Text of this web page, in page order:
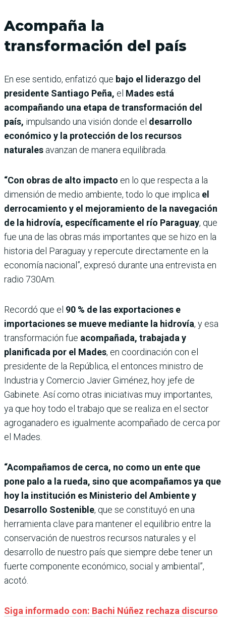
Acompaña la
transformación del país
En ese sentido, enfatizó que bajo el liderazgo del
presidente Santiago Peña, el Mades está
acompañando una etapa de transformación del
país, impulsando una visión donde el desarrollo
económico y la protección de los recursos
naturales avanzan de manera equilibrada.
“Con obras de alto impacto en lo que respecta a la
dimensión de medio ambiente, todo lo que implica el
derrocamiento y el mejoramiento de la navegación
de la hidrovía, específicamente el río Paraguay, que
fue una de las obras más importantes que se hizo en la
historia del Paraguay y repercute directamente en la
economía nacional”, expresó durante una entrevista en
radio 730Am.
Recordó que el 90 % de las exportaciones e
importaciones se mueve mediante la hidrovía, y esa
transformación fue acompañada, trabajada y
planificada por el Mades, en coordinación con el
presidente de la República, el entonces ministro de
Industria y Comercio Javier Giménez, hoy jefe de
Gabinete. Así como otras iniciativas muy importantes,
ya que hoy todo el trabajo que se realiza en el sector
agroganadero es igualmente acompañado de cerca por
el Mades.
“Acompañamos de cerca, no como un ente que
pone palo a la rueda, sino que acompañamos ya que
hoy la institución es Ministerio del Ambiente y
Desarrollo Sostenible, que se constituyó en una
herramienta clave para mantener el equilibrio entre la
conservación de nuestros recursos naturales y el
desarrollo de nuestro país que siempre debe tener un
fuerte componente económico, social y ambiental”,
acotó.
Siga informado con: Bachi Núñez rechaza discurso